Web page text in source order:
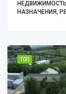
НАЗНАЧЕНИЯ,
ТОП